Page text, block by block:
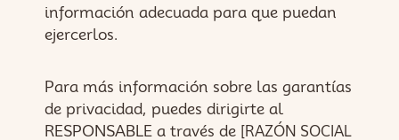
información adecuada para que puedan
ejercerlos.
Para más información sobre las garantías
de privacidad, puedes dirigirte al
RESPONSABLE a través de [RAZÓN SOCIAL